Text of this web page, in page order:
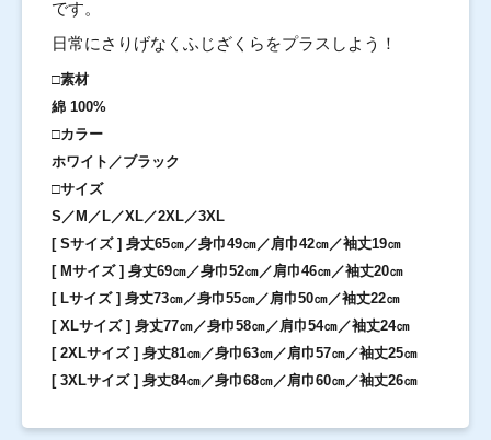
です。
日常にさりげなくふじざくらをプラスしよう！
□素材
綿 100%
□カラー
ホワイト／ブラック
□サイズ
S／M／L／XL／2XL／3XL
[ Sサイズ ] 身丈65㎝／身巾49㎝／肩巾42㎝／袖丈19㎝
[ Mサイズ ] 身丈69㎝／身巾52㎝／肩巾46㎝／袖丈20㎝
[ Lサイズ ] 身丈73㎝／身巾55㎝／肩巾50㎝／袖丈22㎝
[ XLサイズ ] 身丈77㎝／身巾58㎝／肩巾54㎝／袖丈24㎝
[ 2XLサイズ ] 身丈81㎝／身巾63㎝／肩巾57㎝／袖丈25㎝
[ 3XLサイズ ] 身丈84㎝／身巾68㎝／肩巾60㎝／袖丈26㎝